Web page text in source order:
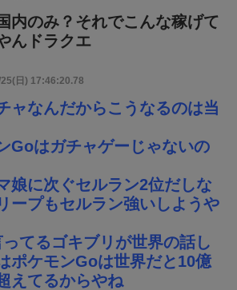
内のみ？それでこんな稼げて
んドラクエ
日) 17:46:20.78
ャなんだからこうなるのは当
Goはガチャゲーじゃないの
娘に次ぐセルラン2位だしな
ープもセルラン強いしようや
ってるゴキブリが世界の話し
ポケモンGoは世界だと10億
えてるからやね